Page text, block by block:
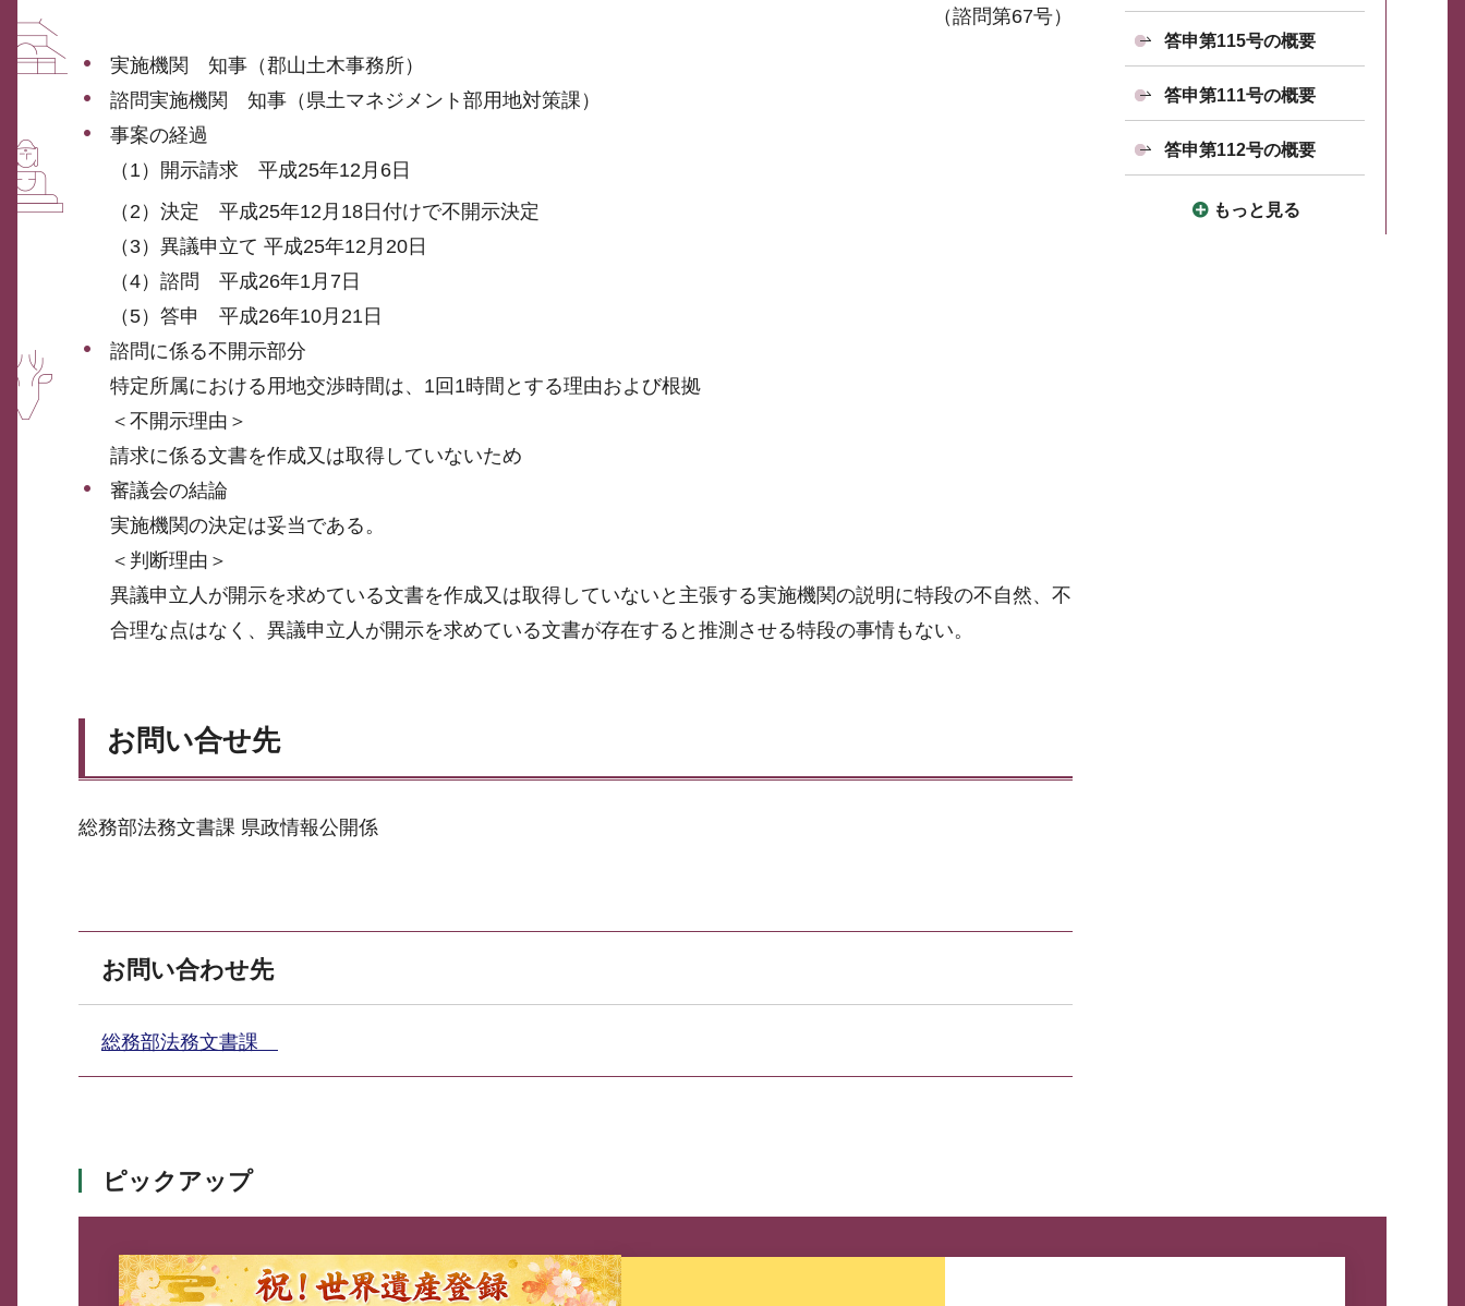
（諮問第67号）
実施機関 知事（郡山土木事務所）
諮問実施機関 知事（県土マネジメント部用地対策課）
事案の経過
（1）開示請求 平成25年12月6日
（2）決定 平成25年12月18日付けで不開示決定
（3）異議申立て 平成25年12月20日
（4）諮問 平成26年1月7日
（5）答申 平成26年10月21日
諮問に係る不開示部分
特定所属における用地交渉時間は、1回1時間とする理由および根拠
＜不開示理由＞
請求に係る文書を作成又は取得していないため
審議会の結論
実施機関の決定は妥当である。
＜判断理由＞
異議申立人が開示を求めている文書を作成又は取得していないと主張する実施機関の説明に特段の不自然、不
合理な点はなく、異議申立人が開示を求めている文書が存在すると推測させる特段の事情もない。
お問い合せ先
総務部法務文書課 県政情報公開係
お問い合わせ先
総務部法務文書課
答申第115号の概要
答申第111号の概要
答申第112号の概要
もっと見る
ピックアップ